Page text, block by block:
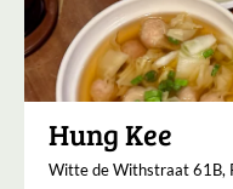
Hung Kee
Witte de Withstraat 61B,